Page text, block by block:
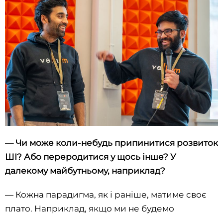
— Чи може коли-небудь припинитися розвиток
ШІ? Або переродитися у щось інше? У
далекому майбутньому, наприклад?
— Кожна парадигма, як і раніше, матиме своє
плато. Наприклад, якщо ми не будемо